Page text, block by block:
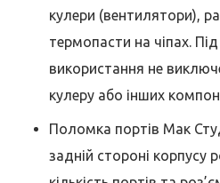
кулери (вентилятори),
термопасти на чіпах.
використання не
кулеру або інших
Поломка портів Мак
задній стороні корпусу